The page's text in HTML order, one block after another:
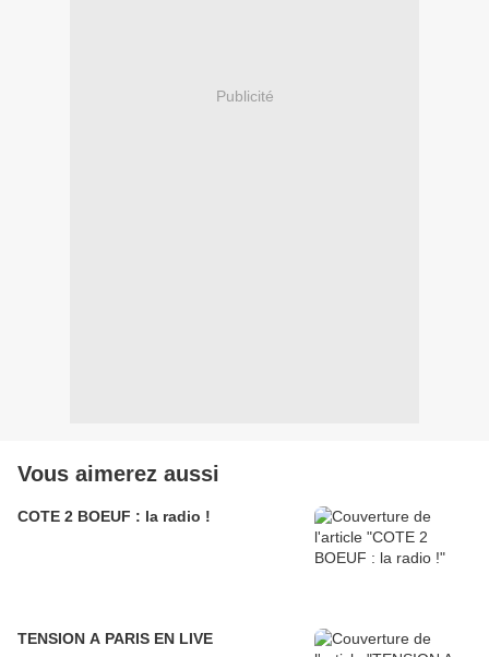
Publicité
Vous aimerez aussi
COTE 2 BOEUF : la radio !
TENSION A PARIS EN LIVE